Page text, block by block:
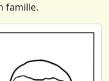
famille.